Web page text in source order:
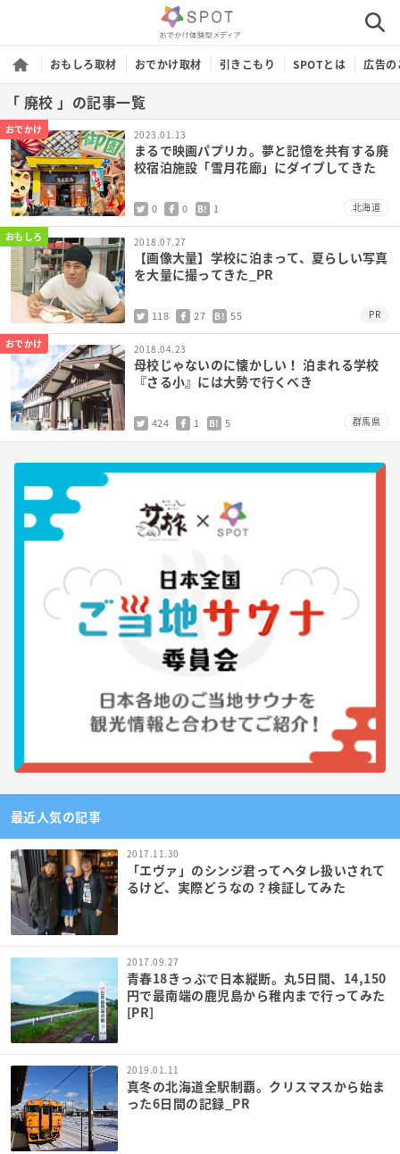
おもしろ取材 おでかけ取材 引きこもり SPOTとは 広告
「 廃校 」の記事一覧
おでかけ 2023.01.13
まるで映画パプリカ。夢と記憶を共有する廃
校宿泊施設「雪月花廊」にダイブしてきた
0 0 B! 1 北海道
おもしろ 2018.07.27
【画像大量】学校に泊まって、夏らしい写真
を大量に撮ってきた_PR
118 27 B! 55 PR
おでかけ 2018.04.23
母校じゃないのに懐かしい！ 泊まれる学校
『さる小』には大勢で行くべき
424 1 B! 5 群馬県
最近人気の記事
2017.11.30
「エヴァ」のシンジ君ってヘタレ扱いされて
るけど、実際どうなの？検証してみた
2017.09.27
青春18きっぷで日本縦断。丸5日間、14,150
円で最南端の鹿児島から稚内まで行ってみた
[PR]
2019.01.11
真冬の北海道全駅制覇。クリスマスから始ま
った6日間の記録_PR